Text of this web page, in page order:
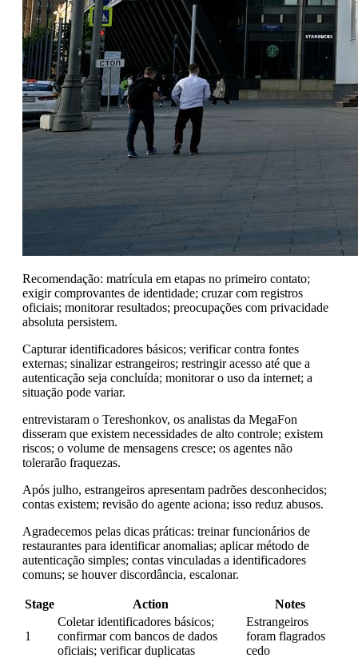
Recomendação: matrícula em etapas no primeiro contato;
exigir comprovantes de identidade; cruzar com registros
oficiais; monitorar resultados; preocupações com privacidade
absoluta persistem.
Capturar identificadores básicos; verificar contra fontes
externas; sinalizar estrangeiros; restringir acesso até que a
autenticação seja concluída; monitorar o uso da internet; a
situação pode variar.
entrevistaram o Tereshonkov, os analistas da MegaFon
disseram que existem necessidades de alto controle; existem
riscos; o volume de mensagens cresce; os agentes não
tolerarão fraquezas.
Após julho, estrangeiros apresentam padrões desconhecidos;
contas existem; revisão do agente aciona; isso reduz abusos.
Agradecemos pelas dicas práticas: treinar funcionários de
restaurantes para identificar anomalias; aplicar método de
autenticação simples; contas vinculadas a identificadores
comuns; se houver discordância, escalonar.
Stage Action Notes
1
Coletar identificadores básicos;
confirmar com bancos de dados
oficiais; verificar duplicatas
Estrangeiros
foram flagrados
cedo